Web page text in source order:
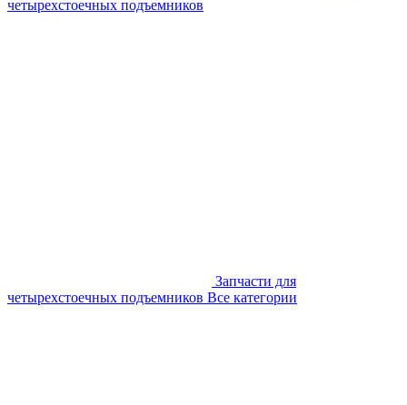
четырехстоечных подъемников
Запчасти для
четырехстоечных подъемников Все категории